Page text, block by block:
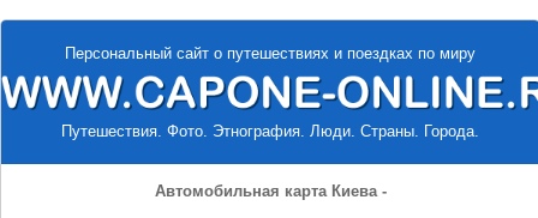
Персональный сайт о путешествиях и поездках по миру
Путешествия. Фото. Этнография. Люди. Страны. Города.
Автомобильная карта Киева -